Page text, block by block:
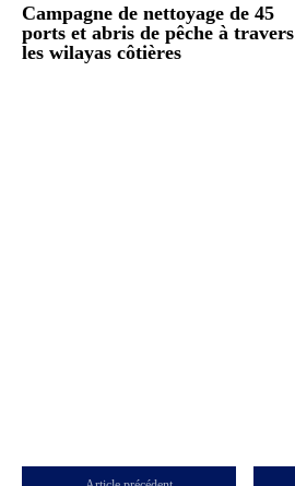
Campagne de nettoyage de 45
ports et abris de pêche à travers
les wilayas côtières